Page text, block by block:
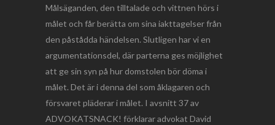
Målsäganden, den tilltalade och vittnen hörs i
målet och får berätta om sina iakttagelser från
den påstådda händelsen. Slutligen har vi en
argumentationsdel, där parterna ges möjlighet
att ge sin syn på hur domstolen bör döma i
målet. Det är i denna del som åklagaren och
försvaret pläderar i målet. I avsnitt 37 av
ADVOKATSNACK! förklarar advokat David